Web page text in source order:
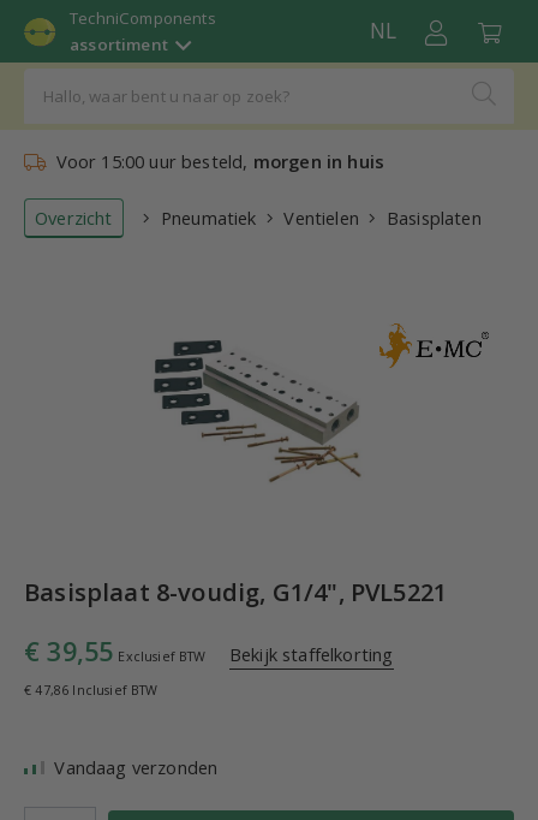
TechniComponents
assortiment
NL
Voor 15:00 uur besteld, morgen in huis
Overzicht Pneumatiek Ventielen Basisplaten
Basisplaat 8-voudig, G1/4", PVL5221
€ 39,55 Exclusief BTW Bekijk staffelkorting
€ 47,86 Inclusief BTW
Vandaag verzonden